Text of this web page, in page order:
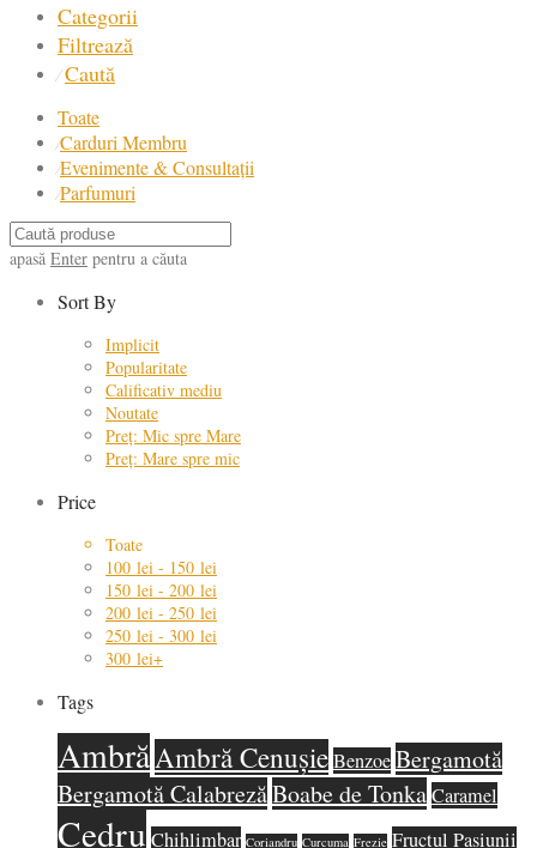
Categorii
Filtrează
⁄ Caută
Toate
⁄Carduri Membru
⁄Evenimente & Consultații
⁄Parfumuri
apasă Enter pentru a căuta
Sort By
Implicit
Popularitate
Calificativ mediu
Noutate
Preț: Mic spre Mare
Preț: Mare spre mic
Price
Toate
100 lei - 150 lei
150 lei - 200 lei
200 lei - 250 lei
250 lei - 300 lei
300 lei+
Tags
AmbrăAmbră CenușieBenzoeBergamotă
Bergamotă CalabrezăBoabe de TonkaCaramel
Cedru Chihlimbar Coriandru Curcuma Frezie Fructul Pasiunii